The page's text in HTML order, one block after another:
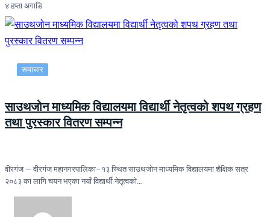
४ हप्ता अगाडि
समाचार
साउथजोन माध्यमिक विद्यालयमा विद्यार्थी नेतृत्वको शपथ ग्रहण
तथा पुरस्कार वितरण सम्पन्न
वीरगंज — वीरगंज महानगरपालिका–१३ स्थित साउथजोन माध्यमिक विद्यालयमा शैक्षिक सत्र
२०८३ का लागि चयन भएका नयाँ विद्यार्थी नेतृत्वको…